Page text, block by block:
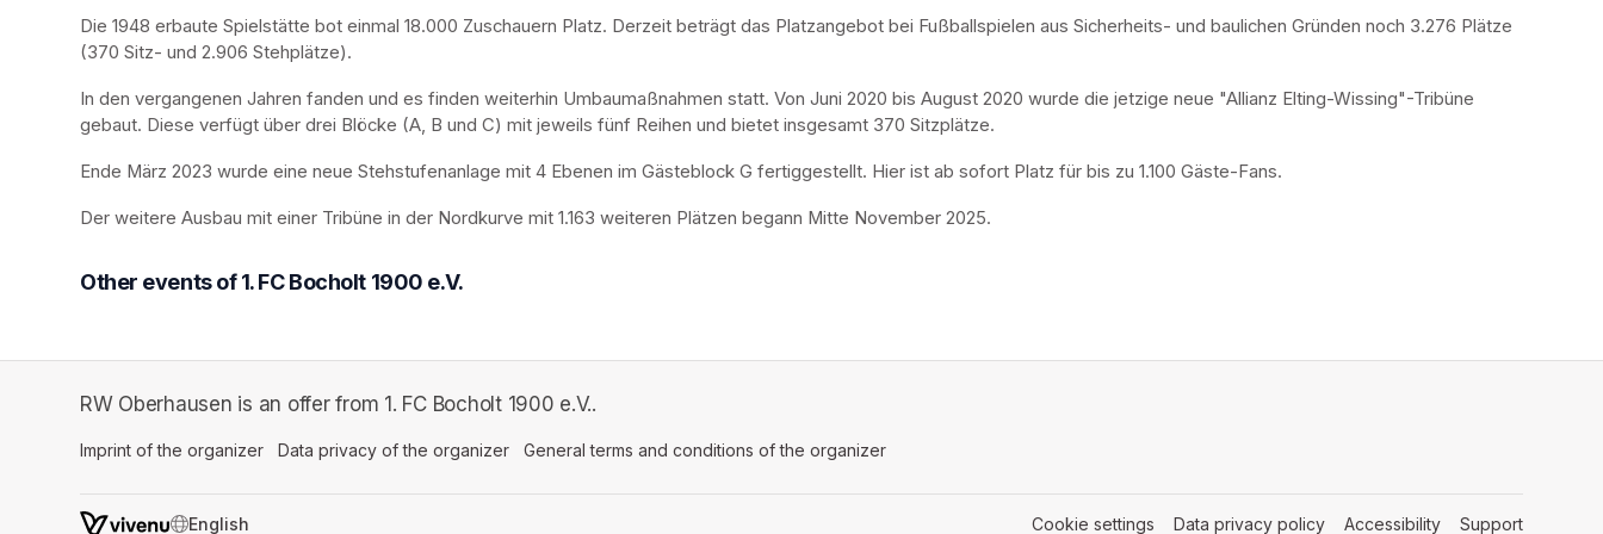
Die 1948 erbaute Spielstätte bot einmal 18.000 Zuschauern Platz. Derzeit beträgt das Platzangebot bei Fußballspielen aus Sicherheits- und baulichen Gründen noch 3.276 Plätze
(370 Sitz- und 2.906 Stehplätze).
In den vergangenen Jahren fanden und es finden weiterhin Umbaumaßnahmen statt. Von Juni 2020 bis August 2020 wurde die jetzige neue "Allianz Elting-Wissing"-Tribüne
gebaut. Diese verfügt über drei Blöcke (A, B und C) mit jeweils fünf Reihen und bietet insgesamt 370 Sitzplätze.
Ende März 2023 wurde eine neue Stehstufenanlage mit 4 Ebenen im Gästeblock G fertiggestellt. Hier ist ab sofort Platz für bis zu 1.100 Gäste-Fans.
Der weitere Ausbau mit einer Tribüne in der Nordkurve mit 1.163 weiteren Plätzen begann Mitte November 2025.
Other events of 1. FC Bocholt 1900 e.V.
RW Oberhausen is an offer from 1. FC Bocholt 1900 e.V..
Imprint of the organizer (opens in a new tab)
Data privacy of the organizer (opens in a new tab)
General terms and conditions of the organizer
Cookie settings (opens in a new tab)
Data privacy policy(opens in a new tab)
Accessibility(opens in a new tab)
Support(opens in